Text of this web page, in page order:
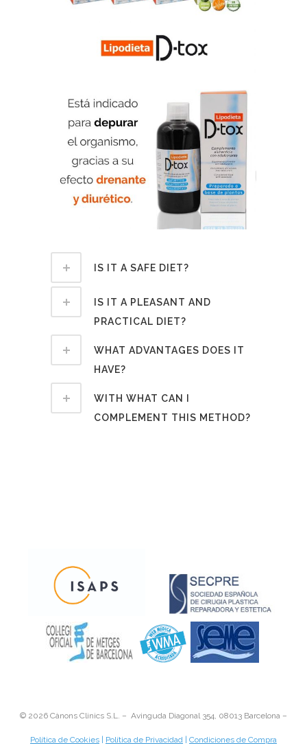
IS IT A SAFE DIET?
IS IT A PLEASANT AND
PRACTICAL DIET?
WHAT ADVANTAGES DOES IT
HAVE?
WITH WHAT CAN I
COMPLEMENT THIS METHOD?
© 2026 Cànons Clinics S.L. – Avinguda Diagonal 354, 08013 Barcelona –
Política de Cookies Política de Privacidad Condiciones de Compra